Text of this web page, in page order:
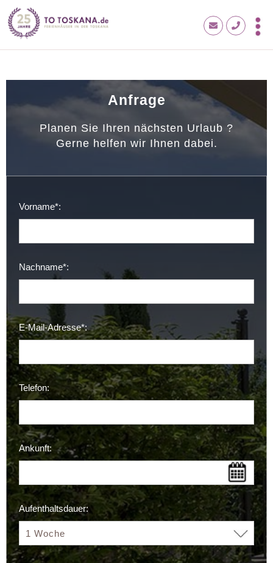
Anfrage
Planen Sie Ihren nächsten Urlaub ?
Gerne helfen wir Ihnen dabei.
Vorname*:
Nachname*:
E-Mail-Adresse*:
Telefon:
Ankunft:
Aufenthaltsdauer: